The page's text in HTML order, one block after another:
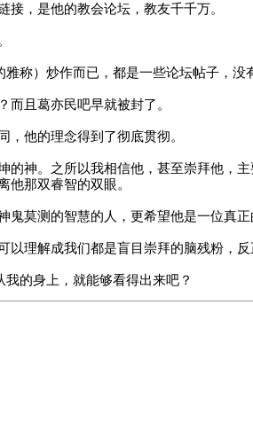
，是他的教会论坛，教友千千万。
称）炒作而已，都是一些论坛帖子，没
且葛亦民吧早就被封了。
他的理念得到了彻底贯彻。
神。之所以我相信他，甚至崇拜他，
他那双睿智的双眼。
莫测的智慧的人，更希望他是一位真正
理解成我们都是盲目崇拜的脑残粉，
的身上，就能够看得出来吧？